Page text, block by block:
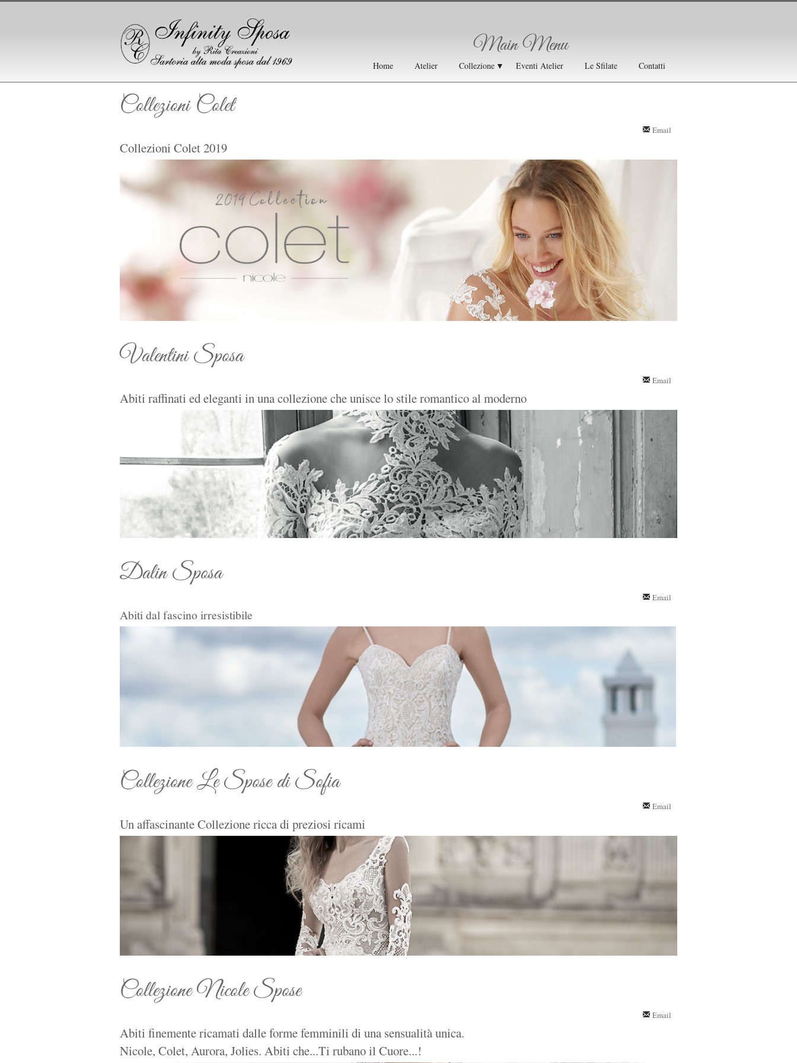
Main Menu
Home Atelier Collezione ▼ Eventi Atelier Le Sfilate Contatti
Collezioni Colet
Email
Collezioni Colet 2019
Valentini Sposa
Email
Abiti raffinati ed eleganti in una collezione che unisce lo stile romantico al moderno
Dalin Sposa
Email
Abiti dal fascino irresistibile
Collezione Le Spose di Sofia
Email
Un affascinante Collezione ricca di preziosi ricami
Collezione Nicole Spose
Email
Abiti finemente ricamati dalle forme femminili di una sensualità unica.
Nicole, Colet, Aurora, Jolies. Abiti che...Ti rubano il Cuore...!